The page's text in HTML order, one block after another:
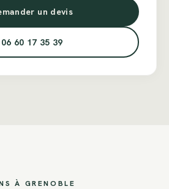
un devis
06 60 17 35 39
À GRENOBLE